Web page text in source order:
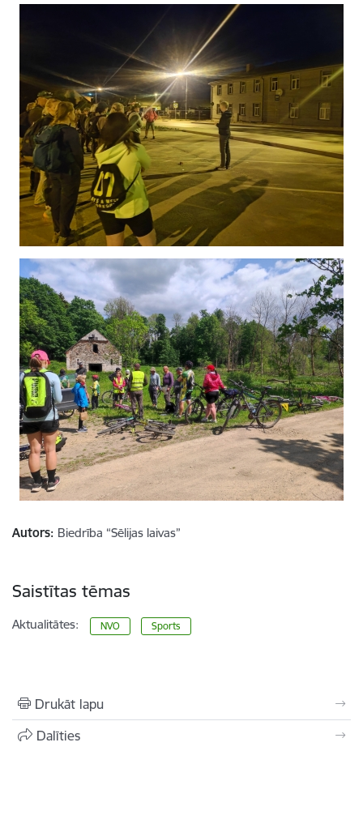
Autors: Biedrība “Sēlijas laivas”
Saistītas tēmas
Aktualitātes: NVO Sports
Drukāt lapu
Dalīties